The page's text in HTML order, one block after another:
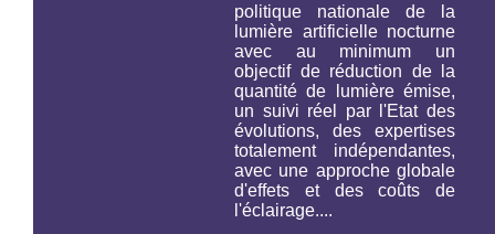
politique nationale de la
lumière artificielle nocturne
avec au minimum un
objectif de réduction de la
quantité de lumière émise,
un suivi réel par l'Etat des
évolutions, des expertises
totalement indépendantes,
avec une approche globale
d'effets et des coûts de
l'éclairage....